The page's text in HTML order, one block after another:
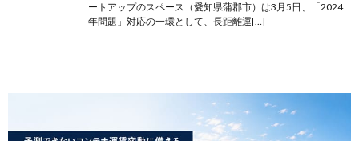
ートアップのスペース（愛知県蒲郡市）は3月5日、「2024
年問題」対応の一環として、長距離運[…]